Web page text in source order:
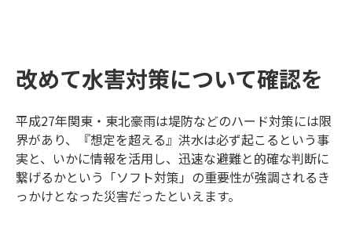
改めて水害対策について確認を
平成27年関東・東北豪雨は堤防などのハード対策には限
界があり、『想定を超える』洪水は必ず起こるという事
実と、いかに情報を活用し、迅速な避難と的確な判断に
繋げるかという「ソフト対策」の重要性が強調されるき
っかけとなった災害だったといえます。